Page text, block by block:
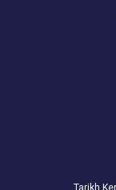
Tarikh